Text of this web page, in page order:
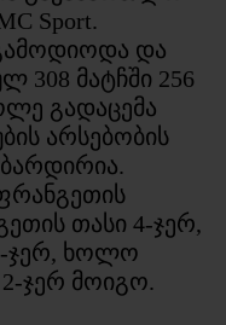
Sport.
და
308 მატჩში 256
გადაცემა
არსებობის
თასი 4-ჯერ,
ჯერ, ხოლო
ჯერ მოიგო.